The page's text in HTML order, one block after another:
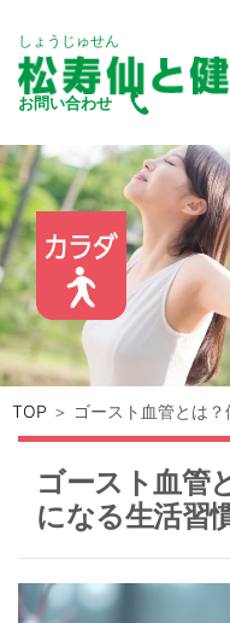
しょうじゅせん
お問い合わせ
TOP ＞ ゴースト血管とは
ゴースト血管
になる生活習